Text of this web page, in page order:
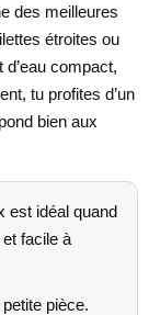
des meilleures
étroites ou
d’eau compact,
tu profites d’un
bien aux
est idéal quand
facile à
pièce.